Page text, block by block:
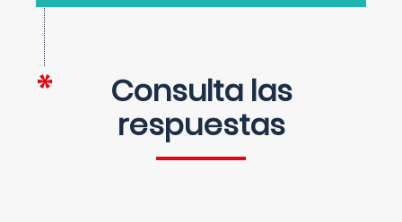
Consulta las
respuestas